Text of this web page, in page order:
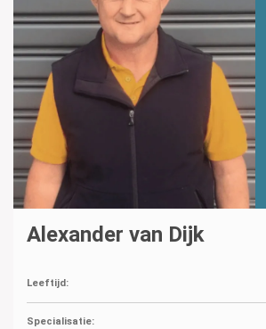
Alexander van Dijk
Leeftijd:
Specialisatie: